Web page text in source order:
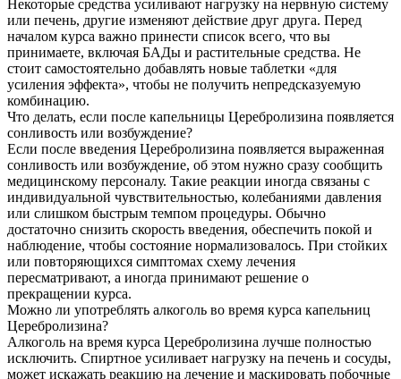
Некоторые средства усиливают нагрузку на нервную систему
или печень, другие изменяют действие друг друга. Перед
началом курса важно принести список всего, что вы
принимаете, включая БАДы и растительные средства. Не
стоит самостоятельно добавлять новые таблетки «для
усиления эффекта», чтобы не получить непредсказуемую
комбинацию.
Что делать, если после капельницы Церебролизина появляется
сонливость или возбуждение?
Если после введения Церебролизина появляется выраженная
сонливость или возбуждение, об этом нужно сразу сообщить
медицинскому персоналу. Такие реакции иногда связаны с
индивидуальной чувствительностью, колебаниями давления
или слишком быстрым темпом процедуры. Обычно
достаточно снизить скорость введения, обеспечить покой и
наблюдение, чтобы состояние нормализовалось. При стойких
или повторяющихся симптомах схему лечения
пересматривают, а иногда принимают решение о
прекращении курса.
Можно ли употреблять алкоголь во время курса капельниц
Церебролизина?
Алкоголь на время курса Церебролизина лучше полностью
исключить. Спиртное усиливает нагрузку на печень и сосуды,
может искажать реакцию на лечение и маскировать побочные